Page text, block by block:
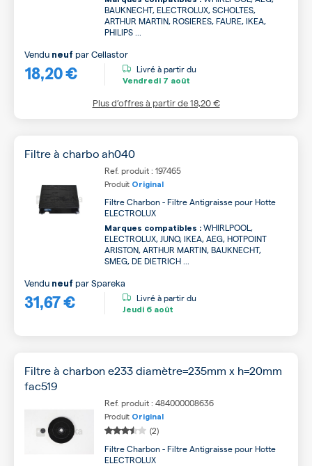
BAUKNECHT, ELECTROLUX, SCHOLTES,
ARTHUR MARTIN, ROSIERES, FAURE, IKEA,
PHILIPS ...
18,20 €
Vendu neuf parCellastor
Livré à partir du
Vendredi 7 août
Plus d’offres à partir de18,20 €
Filtre à charbo ah040
Ref. produit : 197465
Produit Original
Filtre Charbon - Filtre Antigraisse pour Hotte
ELECTROLUX
Marques compatibles : WHIRLPOOL,
ELECTROLUX, JUNO, IKEA, AEG, HOTPOINT
ARISTON, ARTHUR MARTIN, BAUKNECHT,
SMEG, DE DIETRICH ...
31,67 €
Vendu neuf parSpareka
Livré à partir du
Jeudi 6 août
Filtre à charbon e233 diamètre=235mm x h=20mm
fac519
Ref. produit : 484000008636
Produit Original
(2)
Filtre Charbon - Filtre Antigraisse pour Hotte
ELECTROLUX